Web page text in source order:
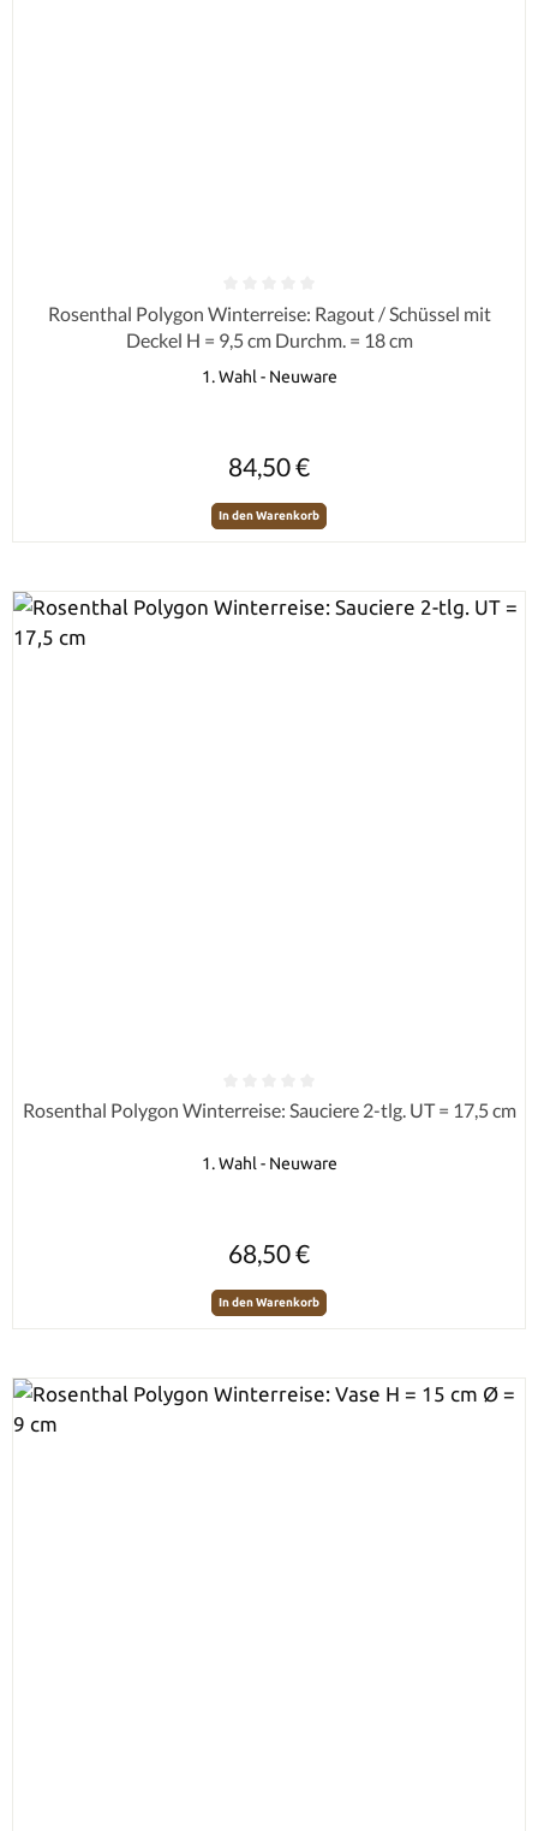
Durchschnittliche Bewertung von 0 von 5 Sternen
Rosenthal Polygon Winterreise: Ragout / Schüssel mit
Deckel H = 9,5 cm Durchm. = 18 cm
1. Wahl - Neuware
84,50 €
In den Warenkorb
Durchschnittliche Bewertung von 0 von 5 Sternen
Rosenthal Polygon Winterreise: Sauciere 2-tlg. UT = 17,5 cm
1. Wahl - Neuware
68,50 €
In den Warenkorb